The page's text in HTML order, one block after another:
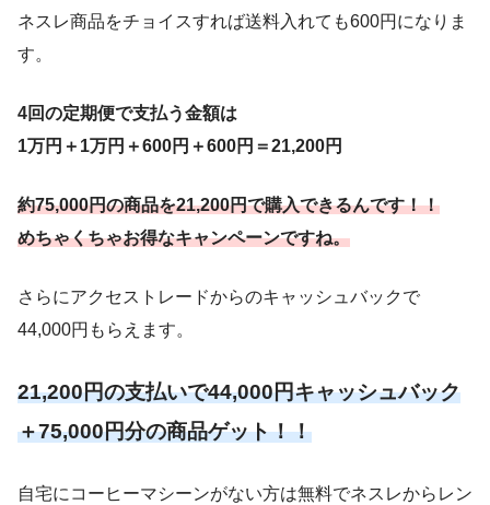
ネスレ商品をチョイスすれば送料入れても600円になりま
す。
4回の定期便で支払う金額は
1万円＋1万円＋600円＋600円＝21,200円
約75,000円の商品を21,200円で購入できるんです！！
めちゃくちゃお得なキャンペーンですね。
さらにアクセストレードからのキャッシュバックで
44,000円もらえます。
21,200円の支払いで44,000円キャッシュバック
＋75,000円分の商品ゲット！！
自宅にコーヒーマシーンがない方は無料でネスレからレン